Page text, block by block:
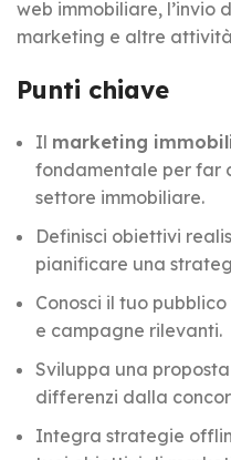
web immobiliare, l’invio
marketing e altre
Punti chiave
Il marketing
fondamentale per far
settore immobiliare.
Definisci obiettivi
pianificare una
Conosci il tuo
e campagne rilevanti.
Sviluppa una
differenzi dalla
Integra strategie